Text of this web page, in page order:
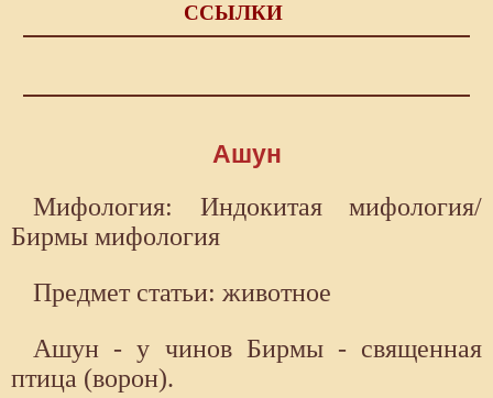
ССЫЛКИ
Ашун
Мифология: Индокитая мифология/
Бирмы мифология
Предмет статьи: животное
Ашун - у чинов Бирмы - священная
птица (ворон).